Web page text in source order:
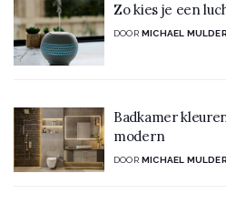
Zo kies je een
DOOR MICHAEL
Badkamer
modern
DOOR MICHAEL MULDER